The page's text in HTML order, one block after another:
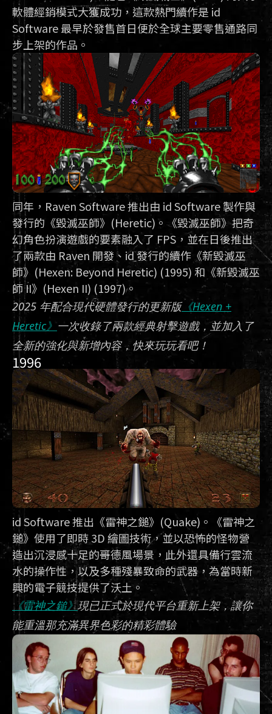
軟體經銷模式大獲成功，這款熱門續作是 id
Software 最早於發售首日便於全球主要零售通路同
步上架的作品。
同年，Raven Software 推出由 id Software 製作與
發行的《毀滅巫師》(Heretic)。《毀滅巫師》把奇
幻角色扮演遊戲的要素融入了 FPS，並在日後推出
了兩款由 Raven 開發、id 發行的續作《新毀滅巫
師》(Hexen: Beyond Heretic) (1995) 和《新毀滅巫
師 II》(Hexen II) (1997)。
2025 年配合現代硬體發行的更新版《Hexen +
Heretic》 一次收錄了兩款經典射擊遊戲，並加入了
全新的強化與新增內容，快來玩玩看吧！
1996
id Software 推出《雷神之鎚》(Quake)。《雷神之
鎚》使用了即時 3D 繪圖技術，並以恐怖的怪物營
造出沉浸感十足的哥德風場景，此外還具備行雲流
水的操作性，以及多種殘暴致命的武器，為當時新
興的電子競技提供了沃土。
《雷神之鎚》現已正式於現代平台重新上架，讓你
能重溫那充滿異界色彩的精彩體驗